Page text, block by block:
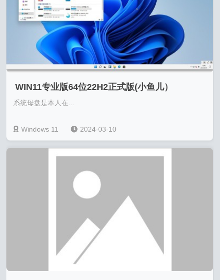
WIN11专业版64位22H2正式版(小鱼儿）
系统母盘是本人在...
Windows 11 2024-03-10